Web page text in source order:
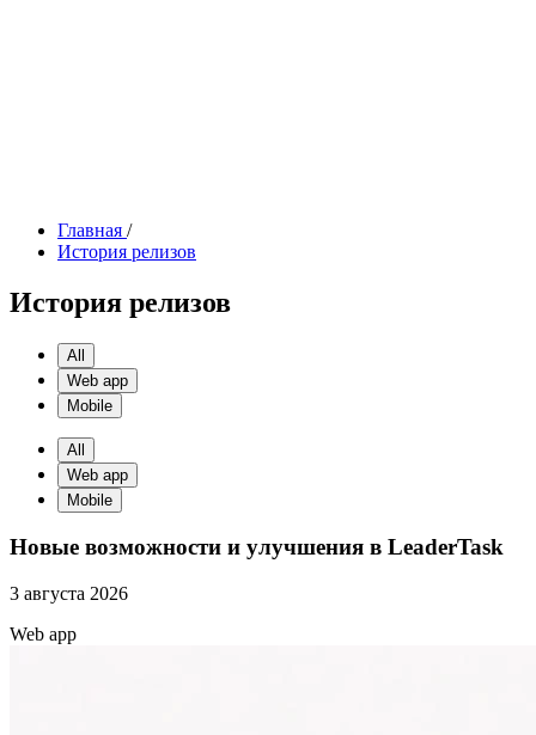
Главная /
История релизов
История релизов
All
Web app
Mobile
All
Web app
Mobile
Новые возможности и улучшения в LeaderTask
3 августа 2026
Web app